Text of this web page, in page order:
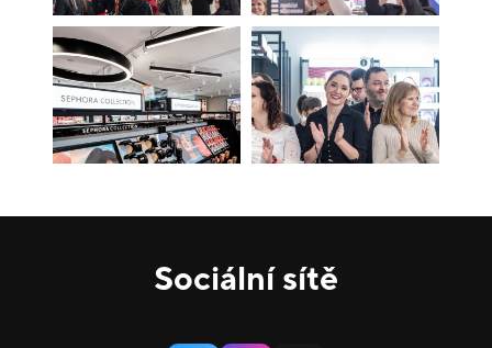
Sociální sítě